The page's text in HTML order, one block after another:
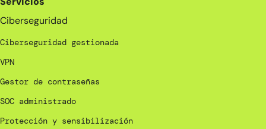
Ciberseguridad
Ciberseguridad gestionada
VPN
Gestor de contraseñas
SOC administrado
Protección y sensibilización